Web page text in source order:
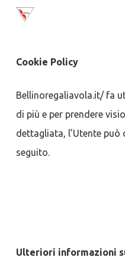
Skip
contentCookie Policy
Bellinoregaliavola.it/ fa
di più e per prendere
dettagliata, l’Utente
seguito.
Ulteriori informazioni